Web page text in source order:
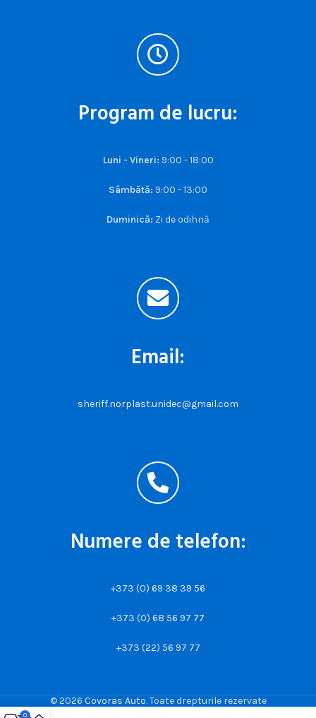
Program de lucru:
Luni - Vineri: 9:00 - 18:00
Sâmbătă: 9:00 - 13:00
Duminică: Zi de odihnă
Email:
sheriff.norplast.unidec@gmail.com
Numere de telefon:
+373 (0) 69 38 39 56
+373 (0) 68 56 97 77
+373 (22) 56 97 77
© 2026 Covoras Auto. Toate drepturile rezervate
0